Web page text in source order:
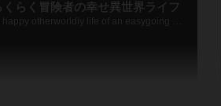
くらく冒険者の幸せ異世界ライフ